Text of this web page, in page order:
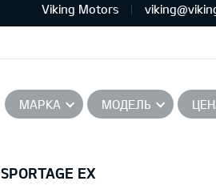
Viking Motors
обслуживание и ремонт
МАРКА МОДЕЛЬ
EX